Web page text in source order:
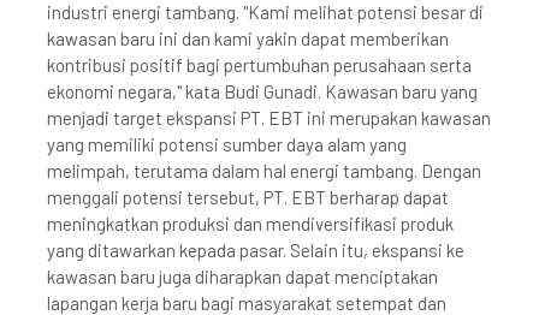
industri energi tambang. "Kami melihat potensi besar di
kawasan baru ini dan kami yakin dapat memberikan
kontribusi positif bagi pertumbuhan perusahaan serta
ekonomi negara," kata Budi Gunadi. Kawasan baru yang
menjadi target ekspansi PT. EBT ini merupakan kawasan
yang memiliki potensi sumber daya alam yang
melimpah, terutama dalam hal energi tambang. Dengan
menggali potensi tersebut, PT. EBT berharap dapat
meningkatkan produksi dan mendiversifikasi produk
yang ditawarkan kepada pasar. Selain itu, ekspansi ke
kawasan baru juga diharapkan dapat menciptakan
lapangan kerja baru bagi masyarakat setempat dan